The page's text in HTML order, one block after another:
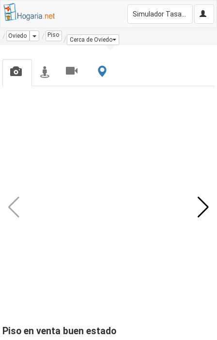
Oviedo Dropdown
Piso
Cerca de Oviedo
Piso en venta buen estado